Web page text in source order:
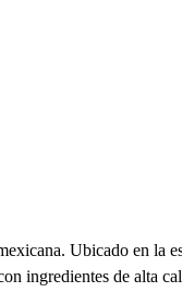
Ubicado en la
ingredientes de alta